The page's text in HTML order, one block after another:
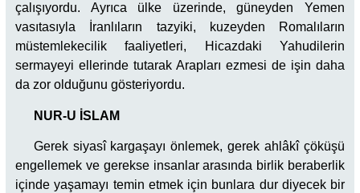
çalışıyordu. Ayrıca ülke üzerinde, güneyden Yemen
vasıtasıyla İranlıların tazyiki, kuzeyden Romalıların
müstemlekecilik faaliyetleri, Hicazdaki Yahudilerin
sermayeyi ellerinde tutarak Arapları ezmesi de işin daha
da zor olduğunu gösteriyordu.
NUR-U İSLAM
Gerek siyasî kargaşayı önlemek, gerek ahlâkî çöküşü
engellemek ve gerekse insanlar arasında birlik beraberlik
içinde yaşamayı temin etmek için bunlara dur diyecek bir